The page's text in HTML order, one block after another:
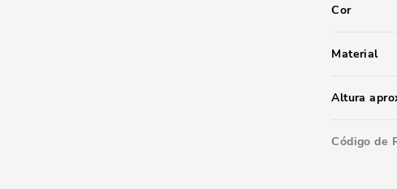
Cor
Material
Altura
Código de